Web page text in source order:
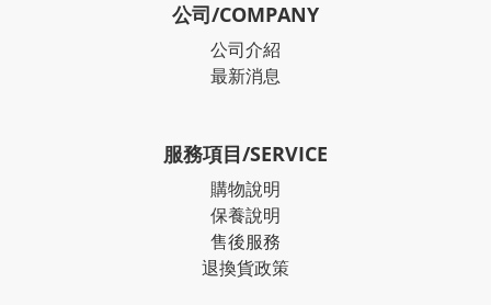
公司/COMPANY
公司介紹
最新消息
服務項目/SERVICE
購物說明
保養說明
售後服務
退換貨政策